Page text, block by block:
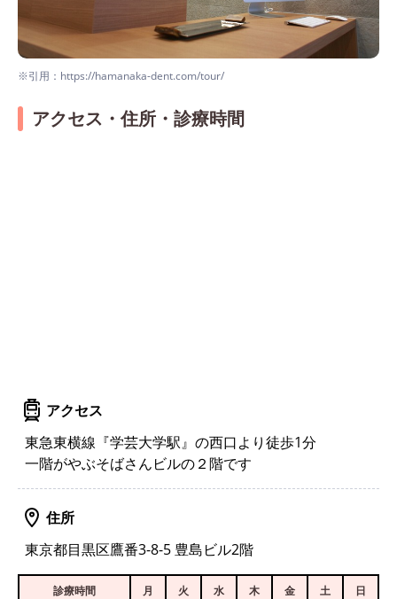
※引用：https://hamanaka-dent.com/tour/
アクセス・住所・診療時間
アクセス
東急東横線『学芸大学駅』の西口より徒歩1分
一階がやぶそばさんビルの２階です
住所
東京都目黒区鷹番3-8-5 豊島ビル2階
診療時間 月 火 水 木 金 土 日